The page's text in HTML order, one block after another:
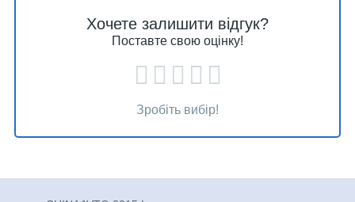
Хочете залишити відгук?
Поставте свою оцінку!
Зробіть вибір!